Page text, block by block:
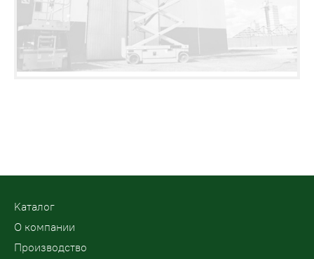
Kаталог
О компании
Производство